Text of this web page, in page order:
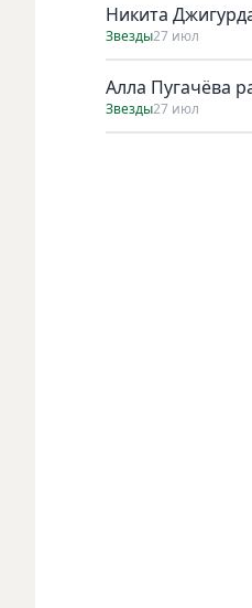
Никита
Звезды27 июл
Алла Пугачёва
Звезды27 июл